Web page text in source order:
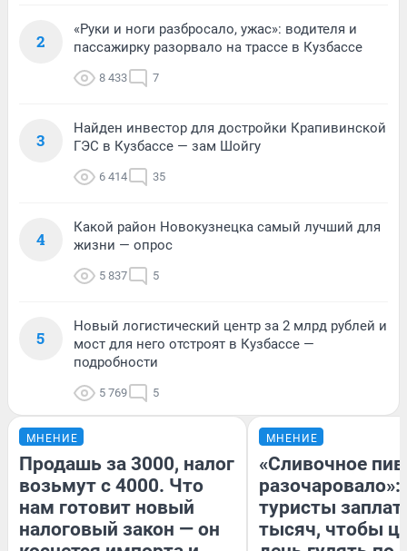
2
«Руки и ноги разбросало, ужас»: водителя и
пассажирку разорвало на трассе в Кузбассе
8 433 7
3
Найден инвестор для достройки Крапивинской
ГЭС в Кузбассе — зам Шойгу
6 414 35
4
Какой район Новокузнецка самый лучший для
жизни — опрос
5 837 5
5
Новый логистический центр за 2 млрд рублей и
мост для него отстроят в Кузбассе —
подробности
5 769 5
МНЕНИЕ
Продашь за 3000, налог
возьмут с 4000. Что
нам готовит новый
налоговый закон — он
МНЕНИЕ
«Сливочное
разочаровало»:
туристы
тысяч, чтобы